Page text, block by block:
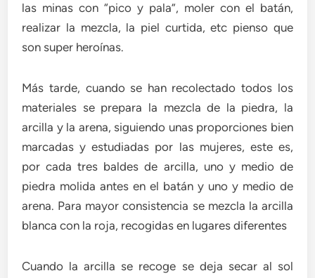
las minas con “pico y pala”, moler con el batán,
realizar la mezcla, la piel curtida, etc pienso que
son super heroínas.
Más tarde, cuando se han recolectado todos los
materiales se prepara la mezcla de la piedra, la
arcilla y la arena, siguiendo unas proporciones bien
marcadas y estudiadas por las mujeres, este es,
por cada tres baldes de arcilla, uno y medio de
piedra molida antes en el batán y uno y medio de
arena. Para mayor consistencia se mezcla la arcilla
blanca con la roja, recogidas en lugares diferentes
Cuando la arcilla se recoge se deja secar al sol